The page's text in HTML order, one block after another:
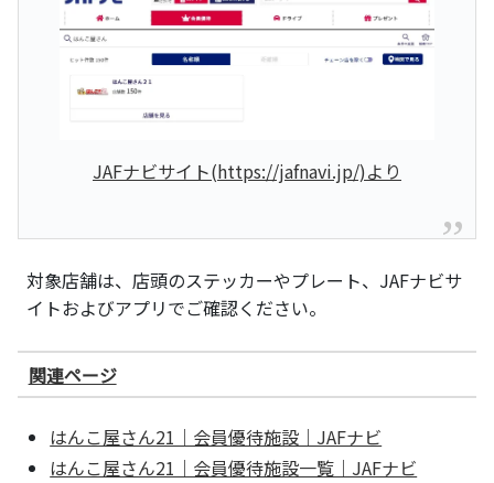
JAFナビサイト(https://jafnavi.jp/)より
対象店舗は、店頭のステッカーやプレート、JAFナビサ
イトおよびアプリでご確認ください。
関連ページ
はんこ屋さん21｜会員優待施設｜JAFナビ
はんこ屋さん21｜会員優待施設一覧｜JAFナビ